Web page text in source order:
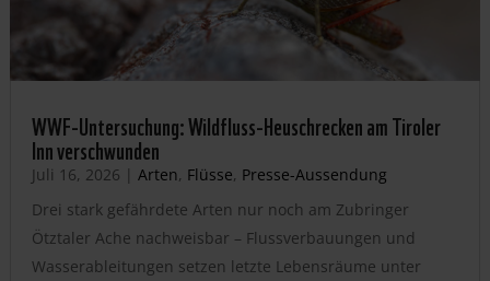
WWF-Untersuchung: Wildfluss-Heuschrecken am Tiroler
Inn verschwunden
Juli 16, 2026 | Arten, Flüsse, Presse-Aussendung
Drei stark gefährdete Arten nur noch am Zubringer
Ötztaler Ache nachweisbar – Flussverbauungen und
Wasserableitungen setzen letzte Lebensräume unter